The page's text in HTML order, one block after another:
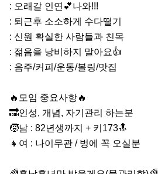
: 오래갈 인연💕나와!!!
: 퇴근후 소소하게 수다떨기
: 신원 확실한 사람들과 친목
: 젊음을 낭비하지 말아요👍
: 음주/커피/운동/볼링/맛집
🔥모임 중요사항🔥
🔜인성, 개념, 자기관리 하는분
🧒남 : 82년생까지 + 키173🔝
👧여 : 나이무관 / 벙에 꼭 오실분